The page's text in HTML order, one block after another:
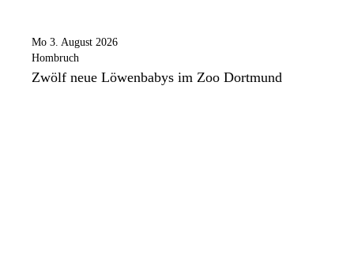
Mo 3. August 2026
Hombruch
Zwölf neue Löwenbabys im Zoo Dortmund